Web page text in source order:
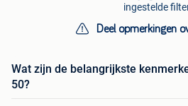
ingestelde
Deel opmerkingen
Wat zijn de belangrijkste
50?